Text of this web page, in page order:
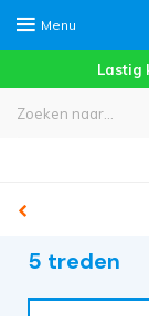
Menu
Lastig
5 treden